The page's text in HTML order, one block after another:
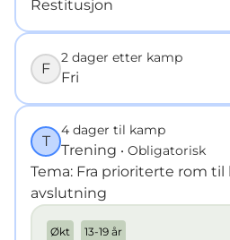
Restitusjon
F
2 dager etter kamp
Fri
T
4 dager til kamp
Trening • Obligatorisk
Tema: Fra prioriterte rom
avslutning
Økt 13-19 år